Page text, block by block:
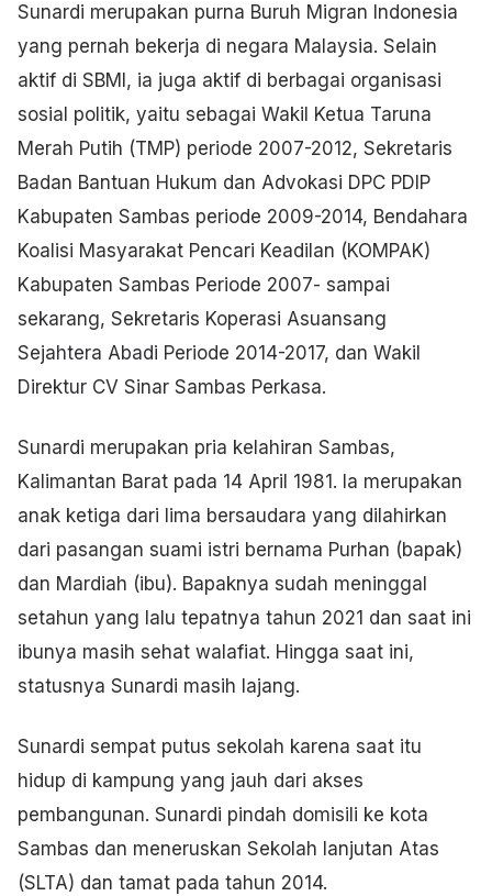
Sunardi merupakan purna Buruh Migran Indonesia
yang pernah bekerja di negara Malaysia. Selain
aktif di SBMI, ia juga aktif di berbagai organisasi
sosial politik, yaitu sebagai Wakil Ketua Taruna
Merah Putih (TMP) periode 2007-2012, Sekretaris
Badan Bantuan Hukum dan Advokasi DPC PDIP
Kabupaten Sambas periode 2009-2014, Bendahara
Koalisi Masyarakat Pencari Keadilan (KOMPAK)
Kabupaten Sambas Periode 2007- sampai
sekarang, Sekretaris Koperasi Asuansang
Sejahtera Abadi Periode 2014-2017, dan Wakil
Direktur CV Sinar Sambas Perkasa.
Sunardi merupakan pria kelahiran Sambas,
Kalimantan Barat pada 14 April 1981. Ia merupakan
anak ketiga dari lima bersaudara yang dilahirkan
dari pasangan suami istri bernama Purhan (bapak)
dan Mardiah (ibu). Bapaknya sudah meninggal
setahun yang lalu tepatnya tahun 2021 dan saat ini
ibunya masih sehat walafiat. Hingga saat ini,
statusnya Sunardi masih lajang.
Sunardi sempat putus sekolah karena saat itu
hidup di kampung yang jauh dari akses
pembangunan. Sunardi pindah domisili ke kota
Sambas dan meneruskan Sekolah lanjutan Atas
(SLTA) dan tamat pada tahun 2014.